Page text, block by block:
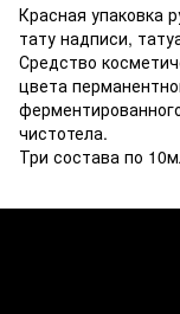
Красная упаковка
тату надписи,
Средство
цвета
чистотела.
Три состава по